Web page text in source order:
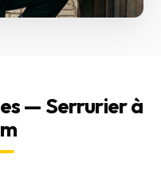
— Serrurier à